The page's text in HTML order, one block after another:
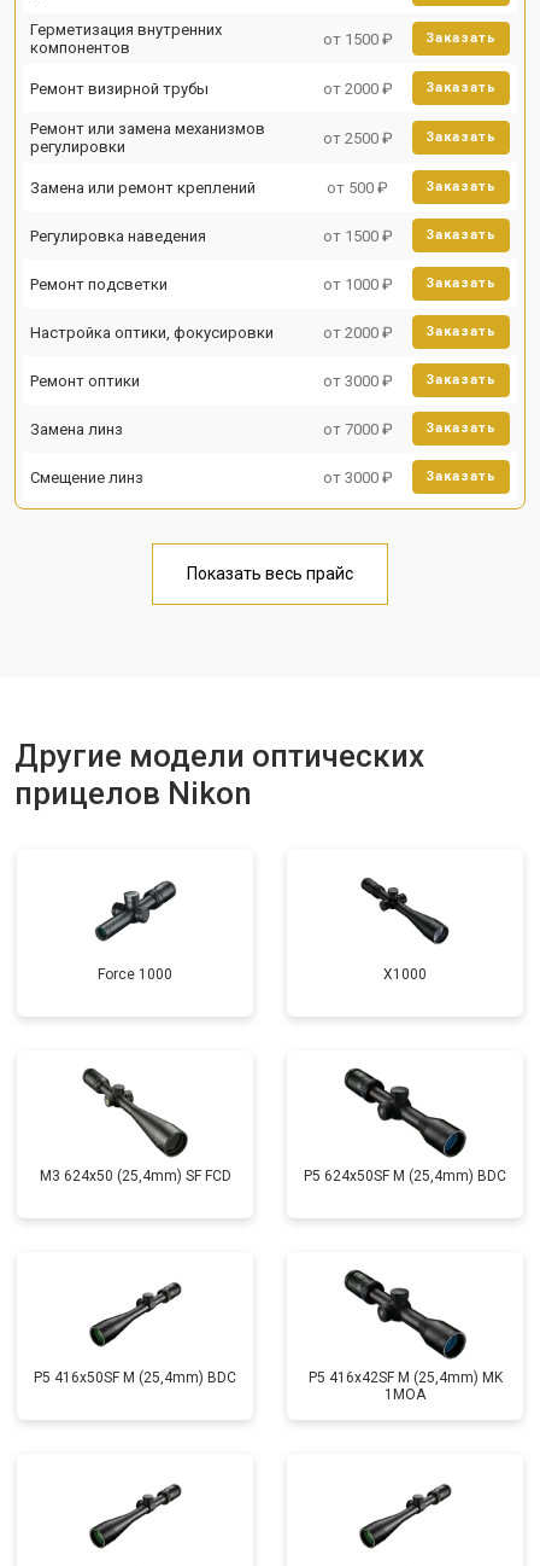
Герметизация внутренних
компонентов
от 1500 ₽ Заказать
Ремонт визирной трубы от 2000 ₽ Заказать
Ремонт или замена механизмов
регулировки
от 2500 ₽ Заказать
Замена или ремонт креплений от 500 ₽ Заказать
Регулировка наведения от 1500 ₽ Заказать
Ремонт подсветки от 1000 ₽ Заказать
Настройка оптики, фокусировки от 2000 ₽ Заказать
Ремонт оптики от 3000 ₽ Заказать
Замена линз от 7000 ₽ Заказать
Смещение линз от 3000 ₽ Заказать
Показать весь прайс
Другие модели оптических
прицелов Nikon
Force 1000 X1000
M3 624x50 (25,4mm) SF FCD P5 624x50SF M (25,4mm) BDC
P5 416x50SF M (25,4mm) BDC
P5 416x42SF M (25,4mm) MK
1MOA